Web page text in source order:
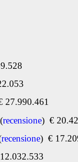
27.990.461
(recensione) €
recensione) €